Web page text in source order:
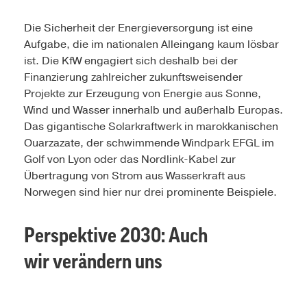
Die Sicherheit der Energieversorgung ist eine
Aufgabe, die im nationalen Alleingang kaum lösbar
ist. Die KfW engagiert sich deshalb bei der
Finanzierung zahlreicher zukunftsweisender
Projekte zur Erzeugung von Energie aus Sonne,
Wind und Wasser innerhalb und außerhalb Europas.
Das gigantische Solarkraftwerk in marokkanischen
Ouarzazate, der schwimmende Windpark EFGL im
Golf von Lyon oder das Nordlink-Kabel zur
Übertragung von Strom aus Wasserkraft aus
Norwegen sind hier nur drei prominente Beispiele.
Perspektive 2030: Auch
wir verändern uns